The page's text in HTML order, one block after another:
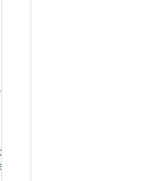
endSlicePattern
E